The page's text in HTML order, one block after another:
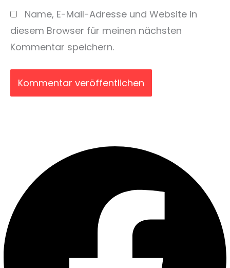
Name, E-Mail-Adresse und Website in
diesem Browser für meinen nächsten
Kommentar speichern.